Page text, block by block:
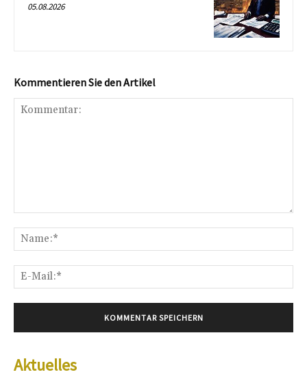
05.08.2026
Kommentieren Sie den Artikel
Aktuelles